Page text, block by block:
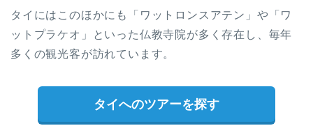
タイにはこのほかにも「ワットロンスアテン」や「ワ
ットプラケオ」といった仏教寺院が多く存在し、毎年
多くの観光客が訪れています。
タイへのツアーを探す